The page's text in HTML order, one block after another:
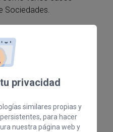
Sociedades.
es miembro del
Palmas de Gran
privacidad
similares propias y
para hacer
nuestra página web y